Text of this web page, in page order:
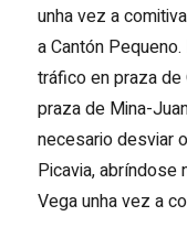
unha vez a
a Cantón
tráfico en praza de
praza de Mina-
necesario desviar
Picavia, abríndose
Vega unha vez a